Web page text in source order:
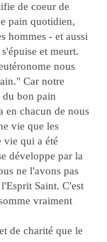
de coeur de
pain quotidien,
hommes - et aussi
et meurt.
nous
Car notre
du bon pain
chacun de nous
vie que les
vie qui a été
développe par la
ne l'avons pas
Saint. C'est
vraiment
de charité que le